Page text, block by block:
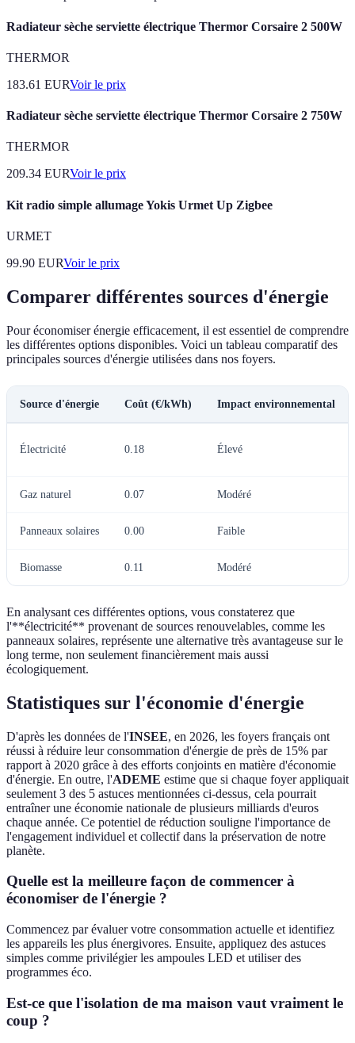
Radiateur sèche serviette électrique Thermor Corsaire 2 500W
THERMOR
183.61 EURVoir le prix
Radiateur sèche serviette électrique Thermor Corsaire 2 750W
THERMOR
209.34 EURVoir le prix
Kit radio simple allumage Yokis Urmet Up Zigbee
URMET
99.90 EURVoir le prix
Comparer différentes sources d'énergie
Pour économiser énergie efficacement, il est essentiel de comprendre
les différentes options disponibles. Voici un tableau comparatif des
principales sources d'énergie utilisées dans nos foyers.
Source d'énergie Coût (€/kWh) Impact environnemental
Électricité 0.18 Élevé
Gaz naturel 0.07 Modéré
Panneaux solaires 0.00 Faible
Biomasse 0.11 Modéré
En analysant ces différentes options, vous constaterez que
l'**électricité** provenant de sources renouvelables, comme les
panneaux solaires, représente une alternative très avantageuse sur le
long terme, non seulement financièrement mais aussi
écologiquement.
Statistiques sur l'économie d'énergie
D'après les données de l'INSEE, en 2026, les foyers français ont
réussi à réduire leur consommation d'énergie de près de 15% par
rapport à 2020 grâce à des efforts conjoints en matière d'économie
d'énergie. En outre, l'ADEME estime que si chaque foyer appliquait
seulement 3 des 5 astuces mentionnées ci-dessus, cela pourrait
entraîner une économie nationale de plusieurs milliards d'euros
chaque année. Ce potentiel de réduction souligne l'importance de
l'engagement individuel et collectif dans la préservation de notre
planète.
Quelle est la meilleure façon de commencer à
économiser de l'énergie ?
Commencez par évaluer votre consommation actuelle et identifiez
les appareils les plus énergivores. Ensuite, appliquez des astuces
simples comme privilégier les ampoules LED et utiliser des
programmes éco.
Est-ce que l'isolation de ma maison vaut vraiment le
coup ?